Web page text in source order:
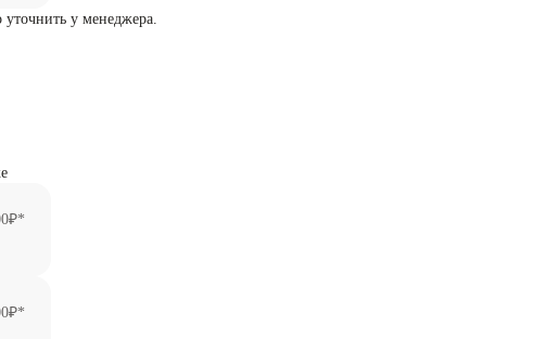
у менеджера.